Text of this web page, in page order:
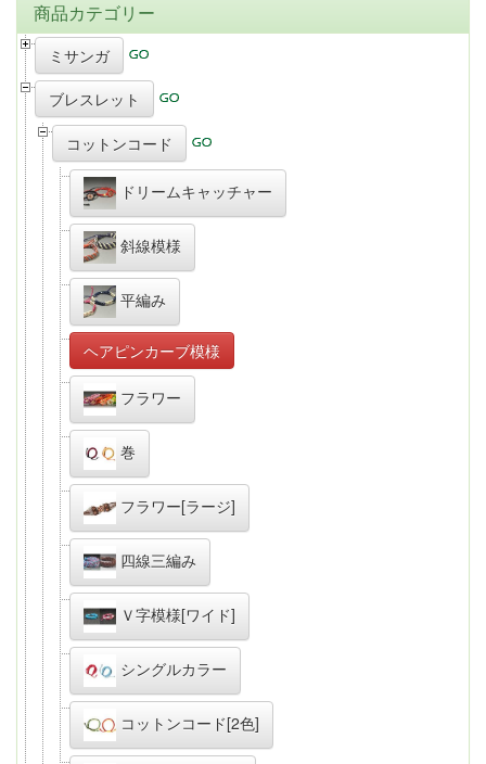
商品カテゴリー
ミサンガ
ブレスレット
コットンコード
ドリームキャッチャー
斜線模様
平編み
ヘアピンカーブ模様
フラワー
巻
フラワー[ラージ]
四線三編み
Ｖ字模様[ワイド]
シングルカラー
コットンコード[2色]